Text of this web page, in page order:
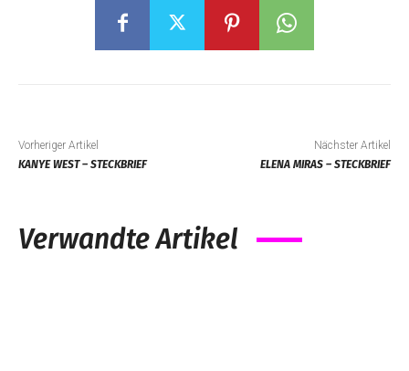
Vorheriger Artikel
KANYE WEST – STECKBRIEF
Nächster Artikel
ELENA MIRAS – STECKBRIEF
Verwandte Artikel